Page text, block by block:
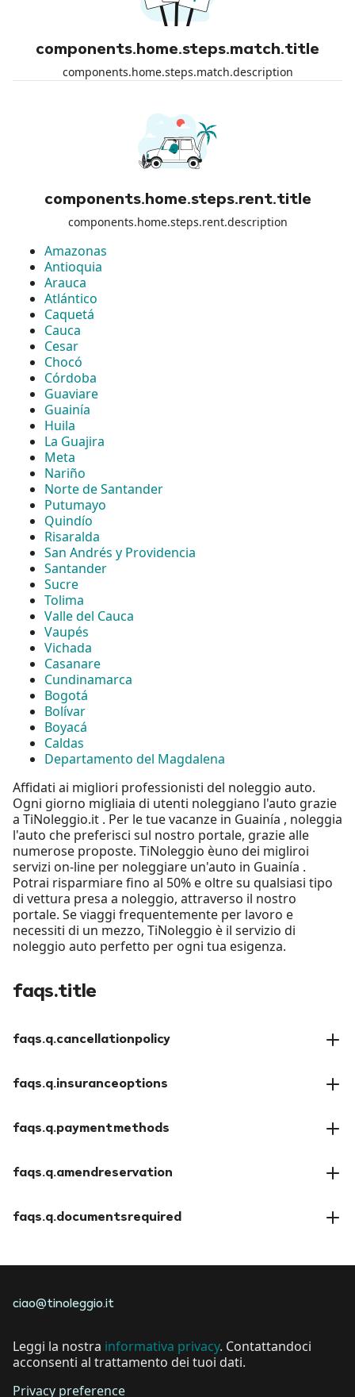
components.home.steps.match.title
components.home.steps.match.description
components.home.steps.rent.title
components.home.steps.rent.description
Amazonas
Antioquia
Arauca
Atlántico
Caquetá
Cauca
Cesar
Chocó
Córdoba
Guaviare
Guainía
Huila
La Guajira
Meta
Nariño
Norte de Santander
Putumayo
Quindío
Risaralda
San Andrés y Providencia
Santander
Sucre
Tolima
Valle del Cauca
Vaupés
Vichada
Casanare
Cundinamarca
Bogotá
Bolívar
Boyacá
Caldas
Departamento del Magdalena
Affidati ai migliori professionisti del noleggio auto.
Ogni giorno migliaia di utenti noleggiano l'auto grazie
a TiNoleggio.it . Per le tue vacanze in Guainía , noleggia
l'auto che preferisci sul nostro portale, grazie alle
numerose proposte. TiNoleggio èuno dei migliroi
servizi on-line per noleggiare un'auto in Guainía .
Potrai risparmiare fino al 50% e oltre su qualsiasi tipo
di vettura presa a noleggio, attraverso il nostro
portale. Se viaggi frequentemente per lavoro e
necessiti di un mezzo, TiNoleggio è il servizio di
noleggio auto perfetto per ogni tua esigenza.
faqs.title
faqs.q.cancellationpolicy
faqs.q.insuranceoptions
faqs.q.paymentmethods
faqs.q.amendreservation
faqs.q.documentsrequired
ciao@tinoleggio.it
Leggi la nostra informativa privacy. Contattandoci
acconsenti al trattamento dei tuoi dati.
Privacy preference